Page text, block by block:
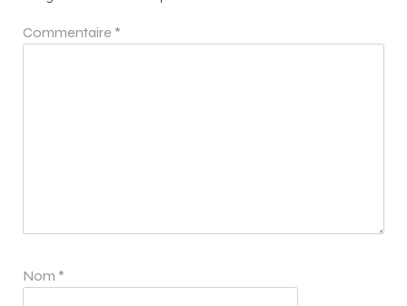
Commentaire *
Nom *